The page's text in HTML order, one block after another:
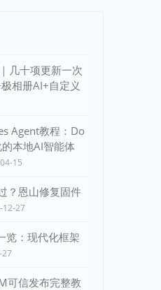
几十项更新一次
相册AI+自定义
Agent教程：Do
本地AI智能体
15
？恩山修复固件
12-27
览：现代化框架
可信发布完整教